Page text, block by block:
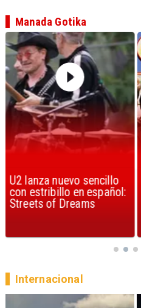
U2 lanza nuevo sencillo
con estribillo en español:
Streets of Dreams
Manada Gotika
Internacional